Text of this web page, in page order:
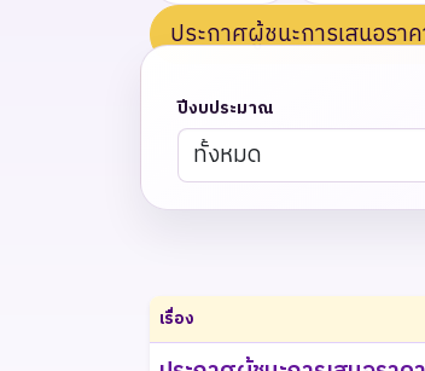
ประกาศผู้ชนะการเสนอรา
ปีงบประมาณ
เรื่อง